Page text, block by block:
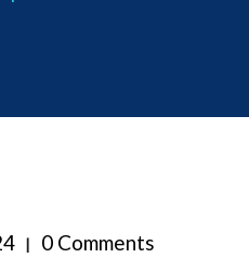
0 Comments